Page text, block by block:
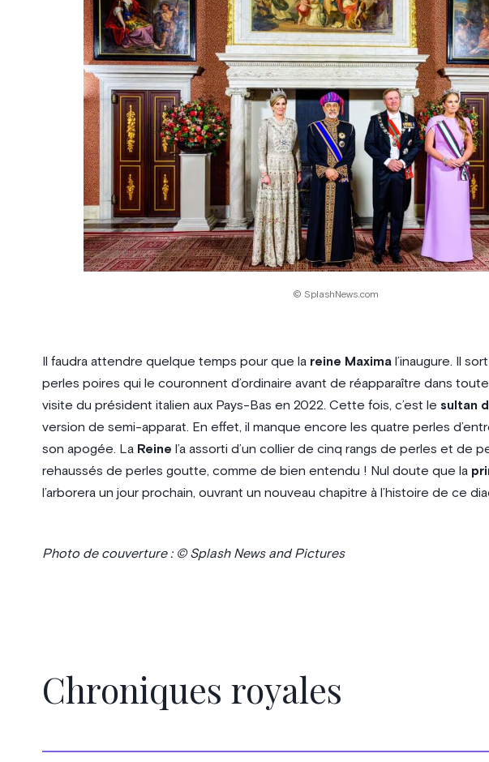
© SplashNews.com
Il faudra attendre quelque temps pour que la reine Maxima l’inaugure. Il
perles poires qui le couronnent d’ordinaire avant de réapparaître dans
visite du président italien aux Pays-Bas en 2022. Cette fois, c’est le sultan
version de semi-apparat. En effet, il manque encore les quatre perles
son apogée. La Reine l’a assorti d’un collier de cinq rangs de perles et de
rehaussés de perles goutte, comme de bien entendu ! Nul doute que la
l’arborera un jour prochain, ouvrant un nouveau chapitre à l’histoire de ce
Photo de couverture : © Splash News and Pictures
Chroniques royales